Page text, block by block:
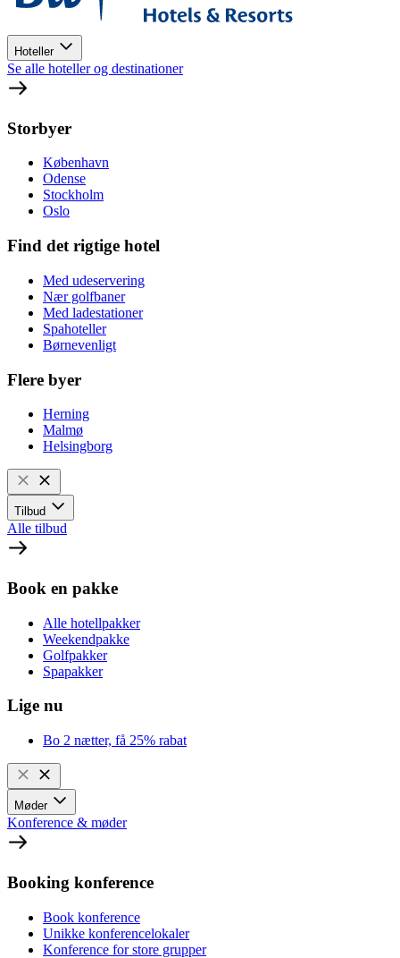
Hoteller
Se alle hoteller og destinationer
Storbyer
København
Odense
Stockholm
Oslo
Find det rigtige hotel
Med udeservering
Nær golfbaner
Med ladestationer
Spahoteller
Børnevenligt
Flere byer
Herning
Malmø
Helsingborg
Tilbud
Alle tilbud
Book en pakke
Alle hotellpakker
Weekendpakke
Golfpakker
Spapakker
Lige nu
Bo 2 nætter, få 25% rabat
Møder
Konference & møder
Booking konference
Book konference
Unikke konferencelokaler
Konference for store grupper